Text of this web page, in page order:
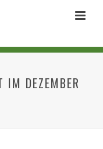
DEZEMBER